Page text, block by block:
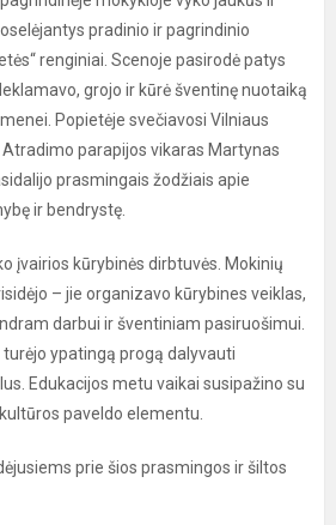
pradinio ir pagrindinio
renginiai. Scenoje pasirodė patys
grojo ir kūrė šventinę nuotaiką
Popietėje svečiavosi Vilniaus
Atradimo parapijos vikaras Martynas
prasmingais žodžiais apie
ir bendrystę.
įvairios kūrybinės dirbtuvės. Mokinių
– jie organizavo kūrybines veiklas,
darbui ir šventiniam pasiruošimui.
ypatingą progą dalyvauti
Edukacijos metu vaikai susipažino su
paveldo elementu.
prie šios prasmingos ir šiltos